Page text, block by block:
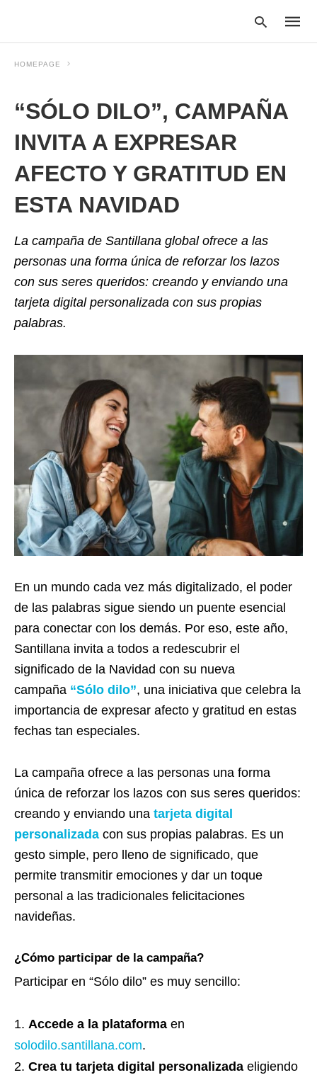
Type
your
hit
enter:
HOMEPAGE
“SÓLO DILO”, CAMPAÑA
INVITA A EXPRESAR
AFECTO Y GRATITUD EN
ESTA NAVIDAD
La campaña de Santillana global ofrece a las
personas una forma única de reforzar los lazos
con sus seres queridos: creando y enviando una
tarjeta digital personalizada con sus propias
palabras.
En un mundo cada vez más digitalizado, el poder
de las palabras sigue siendo un puente esencial
para conectar con los demás. Por eso, este año,
Santillana invita a todos a redescubrir el
significado de la Navidad con su nueva
campaña “Sólo dilo”, una iniciativa que celebra la
importancia de expresar afecto y gratitud en estas
fechas tan especiales.
La campaña ofrece a las personas una forma
única de reforzar los lazos con sus seres queridos:
creando y enviando una tarjeta digital
personalizada con sus propias palabras. Es un
gesto simple, pero lleno de significado, que
permite transmitir emociones y dar un toque
personal a las tradicionales felicitaciones
navideñas.
¿Cómo participar de la campaña?
Participar en “Sólo dilo” es muy sencillo:
Accede a la plataforma en
solodilo.santillana.com.
Crea tu tarjeta digital personalizada eligiendo